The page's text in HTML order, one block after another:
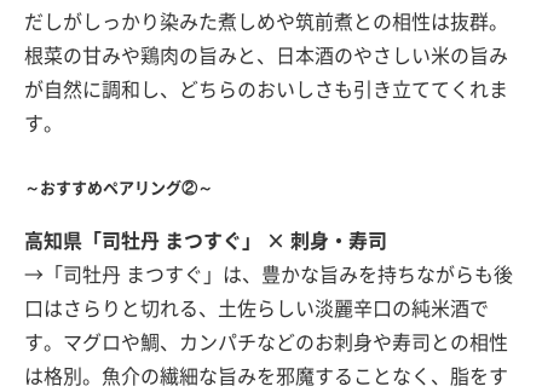
だしがしっかり染みた煮しめや筑前煮との相性は抜群。
根菜の甘みや鶏肉の旨みと、日本酒のやさしい米の旨み
が自然に調和し、どちらのおいしさも引き立ててくれま
す。
～おすすめペアリング②～
高知県「司牡丹 まつすぐ」 × 刺身・寿司
→「司牡丹 まつすぐ」は、豊かな旨みを持ちながらも後
口はさらりと切れる、土佐らしい淡麗辛口の純米酒で
す。マグロや鯛、カンパチなどのお刺身や寿司との相性
は格別。魚介の繊細な旨みを邪魔することなく、脂をす